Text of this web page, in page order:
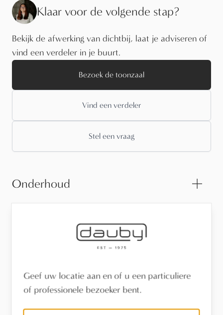
Klaar voor de volgende stap?
Bekijk de afwerking van dichtbij, laat je adviseren of
vind een verdeler in je buurt.
Bezoek de toonzaal
Vind een verdeler
Stel een vraag
Onderhoud
3D-tekeningen
Geef uw locatie aan en of u een particuliere
of professionele bezoeker bent.